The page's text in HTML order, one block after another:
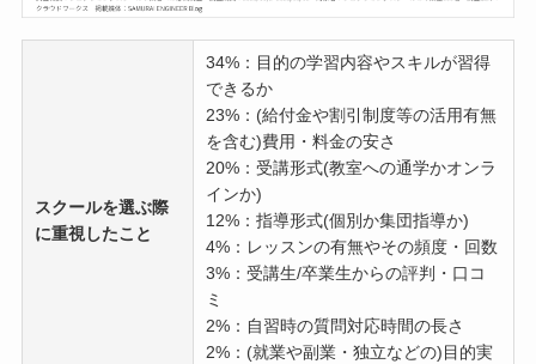
スクールを選ぶ際
に重視したこと
34%：目的の学習内容やスキルが習得
できるか
23%：(給付金や割引制度等の活用有無
を含む)費用・料金の安さ
20%：受講形式(教室への通学かオンラ
インか)
12%：指導形式(個別か集団指導か)
4%：レッスンの有無やその頻度・回数
3%：受講生/卒業生からの評判・口コ
ミ
2%：自習時の質問対応時間の長さ
2%：(就業や副業・独立などの)目的実